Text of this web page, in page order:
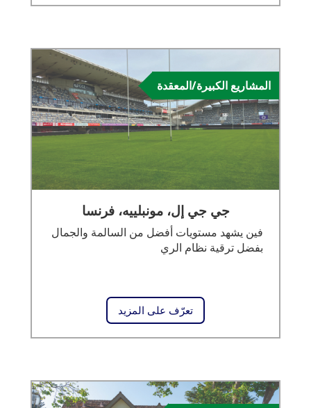
المشاريع الكبيرة/المعقدة
جي جي إل، مونبلييه، فرنسا
فين يشهد مستويات أفضل من السالمة والجمال
بفضل ترقية نظام الري
تعرّف على المزيد